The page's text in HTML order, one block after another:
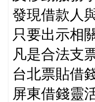
發現借款人
只要出示相
凡是合法支
台北票貼借
屏東借錢靈